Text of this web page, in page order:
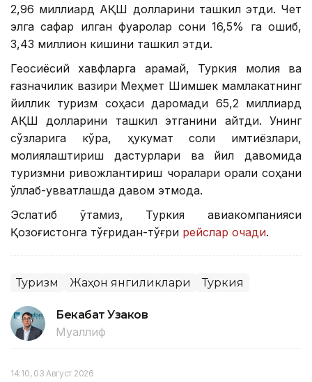
2,96 миллиард АҚШ долларини ташкил этди. Чет
элга сафар қилган фуқаролар сони 16,5% га ошиб,
3,43 миллион кишини ташкил этди.
Геосиёсий хавфларга қарамай, Туркия молия ва
ғазначилик вазири Меҳмет Шимшек мамлакатнинг
йиллик туризм соҳаси даромади 65,2 миллиард
АҚШ долларини ташкил этганини айтди. Унинг
сўзларига кўра, ҳукумат солиқ имтиёзлари,
молиялаштириш дастурлари ва йил давомида
туризмни ривожлантириш чоралари орқали соҳани
қўллаб-қувватлашда давом этмоқда.
Эслатиб ўтамиз, Туркия авиакомпанияси
Қозоғистонга тўғридан-тўғри рейслар очади.
Туризм Жаҳон янгиликлари Туркия
Бекабат Узаков
Муаллиф
14:10, 03 Август 2026